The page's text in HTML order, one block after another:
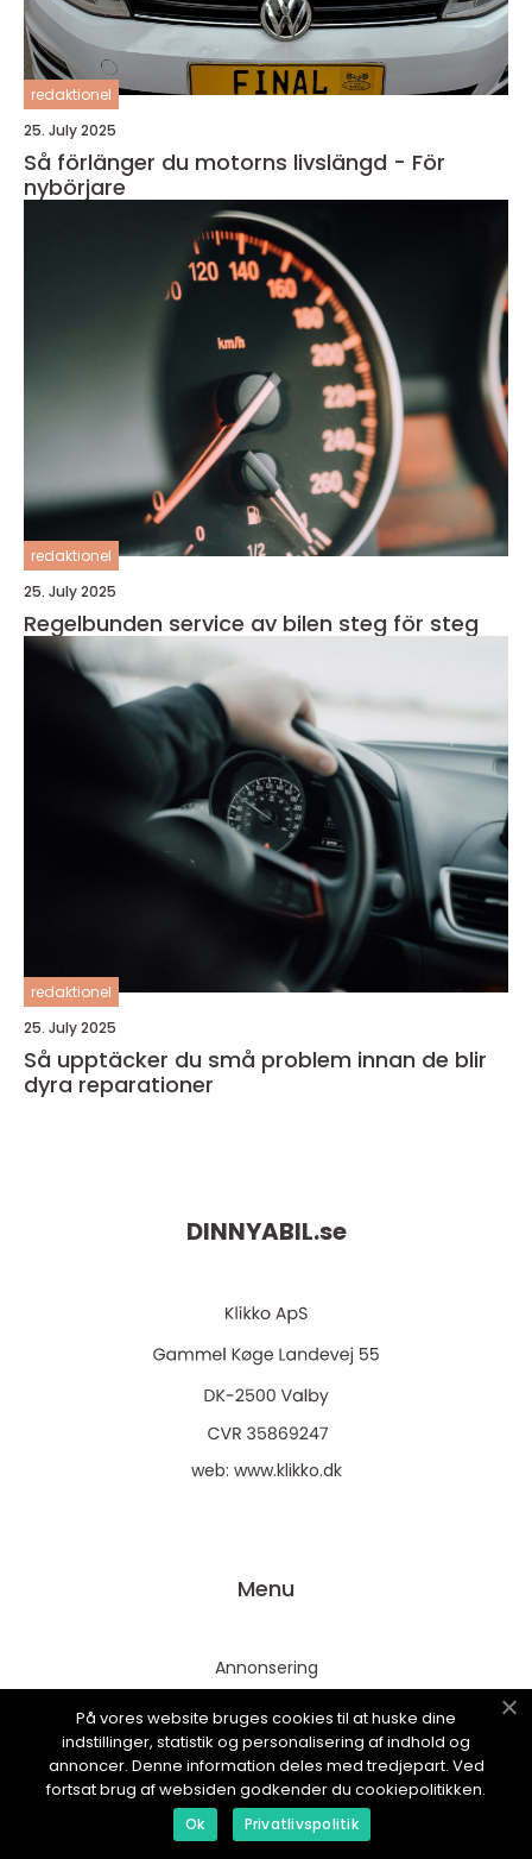
redaktionel
25. July 2025
Så förlänger du motorns livslängd - För
nybörjare
redaktionel
25. July 2025
Regelbunden service av bilen steg för steg
redaktionel
25. July 2025
Så upptäcker du små problem innan de blir
dyra reparationer
DINNYABIL.se
web: www.klikko.dk
Menu
Annonsering
Cookies
Kontakta oss
Sitemap
På vores website bruges cookies til at huske dine
indstillinger, statistik og personalisering af indhold og
annoncer. Denne information deles med tredjepart. Ved
fortsat brug af websiden godkender du cookiepolitikken.
Ok Privatlivspolitik